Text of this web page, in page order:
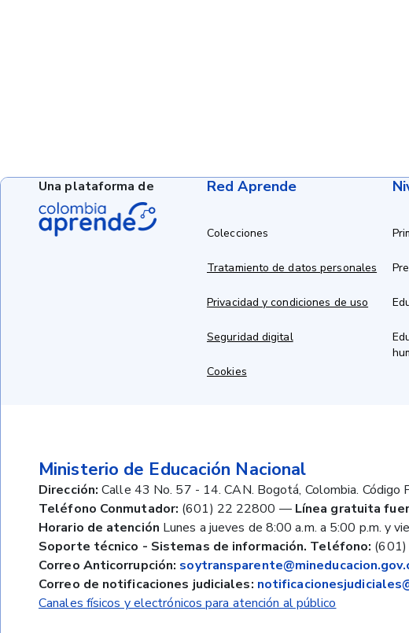
Red Aprende
Colecciones
Tratamiento de datos personales
Privacidad y condiciones de uso
Seguridad digital
Cookies
Ministerio de Educación Nacional
Dirección: Calle 43 No. 57 - 14. CAN. Bogotá, Colombia.
Teléfono Conmutador: (601) 22 22800 — Línea gratuita
Horario de atención Lunes a jueves de 8:00 a.m. a 5:00 p.m. y
Soporte técnico - Sistemas de información. Teléfono:
Correo Anticorrupción:
Correo de notificaciones judiciales:
Canales físicos y electrónicos para atención al público
Una plataforma de